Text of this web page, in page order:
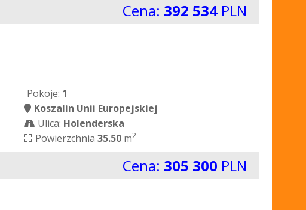
Cena: 392 534 PLN
Pokoje: 1
Koszalin Unii Europejskiej
Ulica: Holenderska
Powierzchnia 35.50m2
Cena: 305 300 PLN